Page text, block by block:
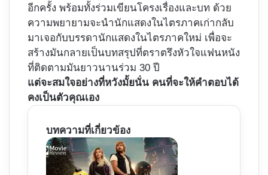
อีกครั้ง พร้อมทั้งร่วมเขียนโครงเรื่องและบท ด้วย
ความพยายามจะนำนักแสดงในไตรภาคเก่ากลับ
มาเจอกับบรรดานักแสดงในไตรภาคใหม่ เพื่อจะ
สร้างมันกลายเป็นบทสรุปที่ตราตรึงหัวใจแฟนหนัง
ที่ติดตามมันยาวนานร่วม 30 ปี
แต่จะสมใจอย่างที่หวังมั้ยนั่น คนที่จะให้คำตอบได้
คงเป็นตัวคุณเอง
บทความที่เกี่ยวข้อง